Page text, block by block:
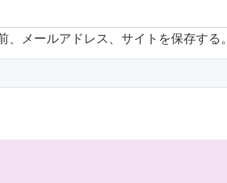
メールアドレス、サイトを保存する。